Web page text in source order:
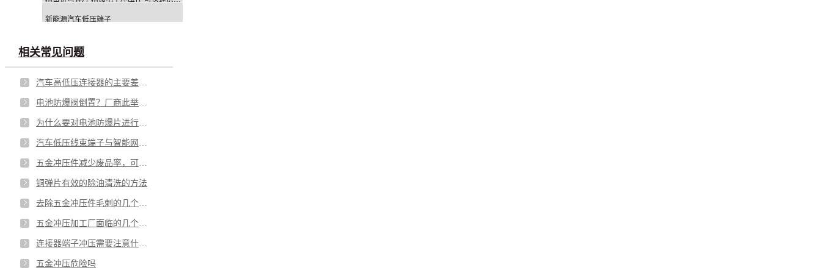
新能源汽车低压端子
相关常见问题
铜弹片有效的除油清洗的方法
五金冲压危险吗